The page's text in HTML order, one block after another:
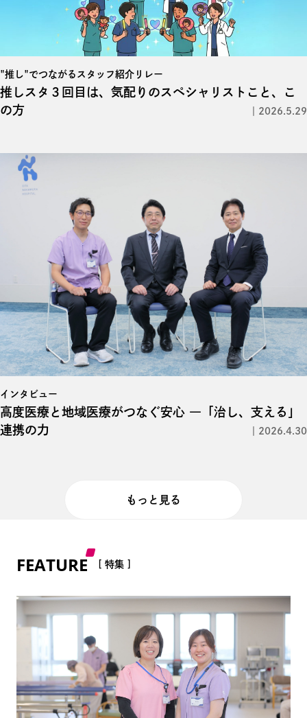
"推し"でつながるスタッフ紹介リレー
推しスタ３回目は、気配りのスペシャリストこと、こ
の方
2026.5.29
インタビュー
高度医療と地域医療がつなぐ安心 ―「治し、支える」
連携の力
2026.4.30
もっと見る
FEATURE [ 特集 ]